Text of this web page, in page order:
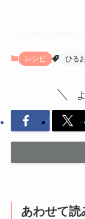
レシピ ひる
あわせて読